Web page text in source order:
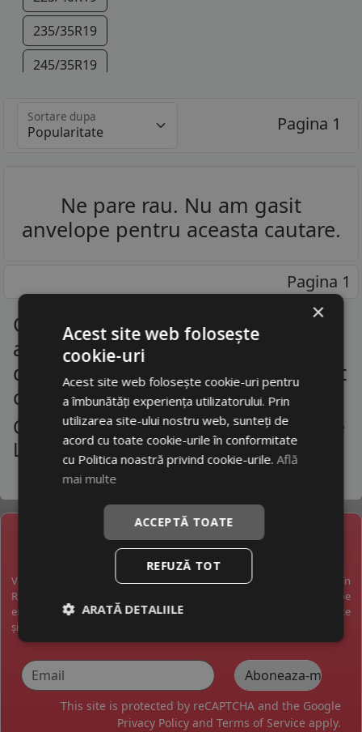
235/35R19
245/35R19
295/30R19
305/30R19
245/30R20
Sortare dupa Pagina 1
Ne pare rau. Nu am gasit
anvelope pentru aceasta cautare.
Pagina 1
Cauciucuri Audi R8 - Descopera
anvelopele pentru toate marcile
de masini la un raport calitate-pret
corect
Cauciucuri Audi R8 - Gama Variata De
La Producatori De Top
NEWSLETTER
Vreți să fiți la curent cu toate noutățile în industria anvelopelor în
România? Vreți să primiți pe email promoții exclusive? Abonați-vă pe
email și veți primi pe email o dată pe săptămână cele mai bune oferte
și noutăți.
This site is protected by reCAPTCHA and the Google
Privacy Policy and Terms of Service apply.
×
Acest site web folosește
cookie-uri
Acest site web folosește cookie-uri pentru
a îmbunătăți experiența utilizatorului. Prin
utilizarea site-ului nostru web, sunteți de
acord cu toate cookie-urile în conformitate
cu Politica noastră privind cookie-urile.Află
mai multe
ACCEPTĂ TOATE
REFUZĂ TOT
ARATĂ DETALIILE